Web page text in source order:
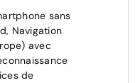
sans
Navigation
avec
de